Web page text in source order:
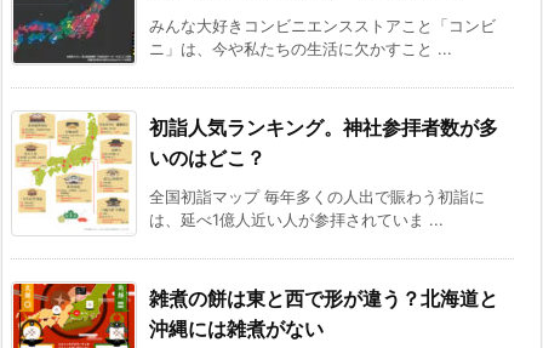
みんな大好きコンビニエンスストアこと「コンビ
ニ」は、今や私たちの生活に欠かすこと ...
初詣人気ランキング。神社参拝者数が多
いのはどこ？
全国初詣マップ 毎年多くの人出で賑わう初詣に
は、延べ1億人近い人が参拝されていま ...
雑煮の餅は東と西で形が違う？北海道と
沖縄には雑煮がない